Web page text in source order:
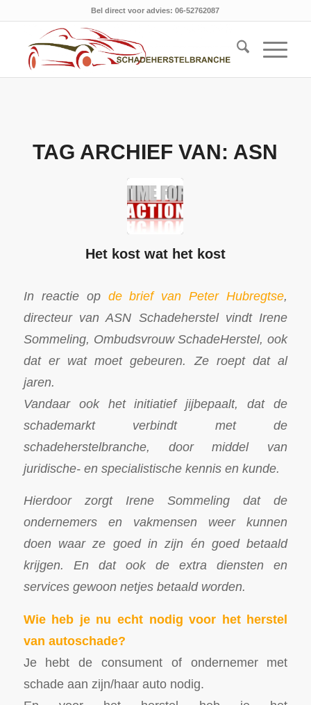
Bel direct voor advies: 06-52762087
TAG ARCHIEF VAN: ASN
Het kost wat het kost
In reactie op de brief van Peter Hubregtse,
directeur van ASN Schadeherstel vindt Irene
Sommeling, Ombudsvrouw SchadeHerstel, ook
dat er wat moet gebeuren. Ze roept dat al
jaren.
Vandaar ook het initiatief jijbepaalt, dat de
schademarkt verbindt met de
schadeherstelbranche, door middel van
juridische- en specialistische kennis en kunde.
Hierdoor zorgt Irene Sommeling dat de
ondernemers en vakmensen weer kunnen
doen waar ze goed in zijn én goed betaald
krijgen. En dat ook de extra diensten en
services gewoon netjes betaald worden.
Wie heb je nu echt nodig voor het herstel
van autoschade?
Je hebt de consument of ondernemer met
schade aan zijn/haar auto nodig.